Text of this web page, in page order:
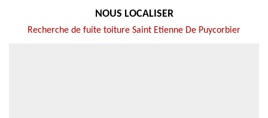
NOUS LOCALISER
Recherche de fuite toiture Saint Etienne De Puycorbier